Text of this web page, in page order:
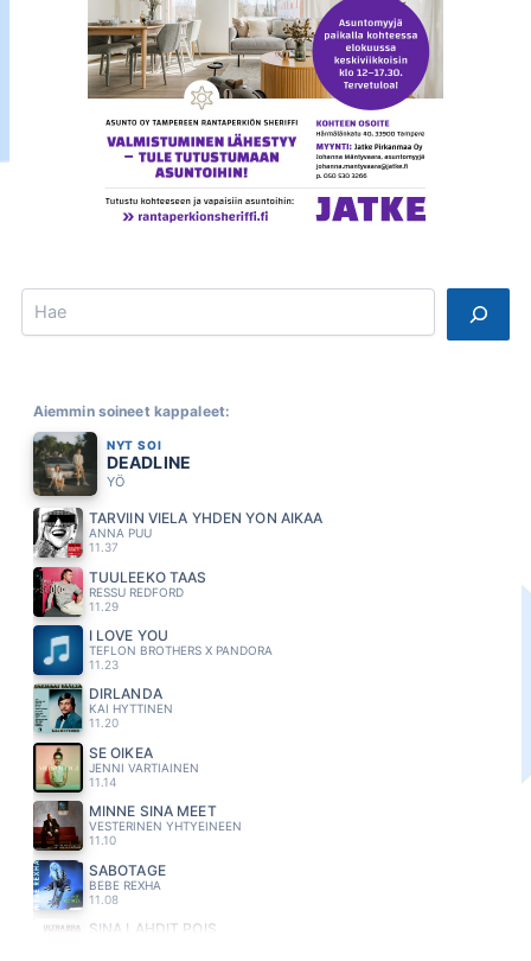
Search
Aiemmin soineet kappaleet:
NYT SOI
DEADLINE
YÖ
TARVIIN VIELÄ YHDEN YÖN AIKAA
ANNA PUU
11.37
TUULEEKO TAAS
RESSU REDFORD
11.29
I LOVE YOU
TEFLON BROTHERS X PANDORA
11.23
DIRLANDA
KAI HYTTINEN
11.20
SE OIKEA
JENNI VARTIAINEN
11.14
MINNE SINÄ MEET
VESTERINEN YHTYEINEEN
11.10
SABOTAGE
BEBE REXHA
11.08
SINÄ LÄHDIT POIS